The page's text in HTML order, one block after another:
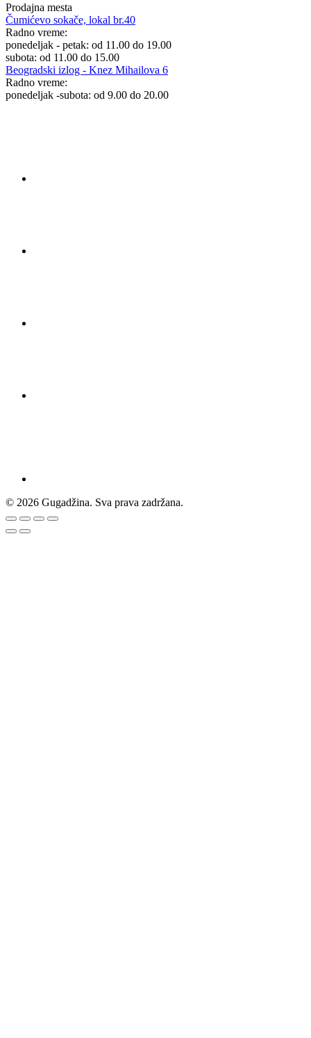
Prodajna mesta
Čumićevo sokače, lokal br.40
Radno vreme:
ponedeljak - petak: od 11.00 do 19.00
subota: od 11.00 do 15.00
Beogradski izlog - Knez Mihailova 6
Radno vreme:
ponedeljak -subota: od 9.00 do 20.00
© 2026 Gugadžina. Sva prava zadržana.